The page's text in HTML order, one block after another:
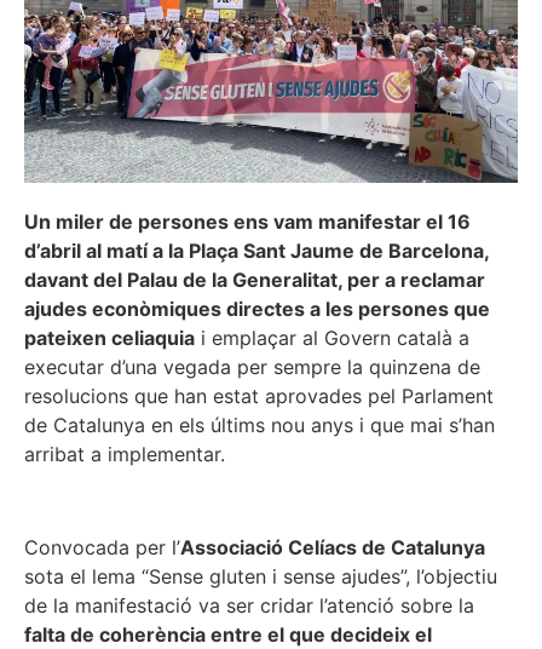
Un miler de persones ens vam manifestar el 16
d’abril al matí a la Plaça Sant Jaume de Barcelona,
davant del Palau de la Generalitat, per a reclamar
ajudes econòmiques directes a les persones que
pateixen celiaquia i emplaçar al Govern català a
executar d’una vegada per sempre la quinzena de
resolucions que han estat aprovades pel Parlament
de Catalunya en els últims nou anys i que mai s’han
arribat a implementar.
Convocada per l’Associació Celíacs de Catalunya
sota el lema “Sense gluten i sense ajudes”, l’objectiu
de la manifestació va ser cridar l’atenció sobre la
falta de coherència entre el que decideix el